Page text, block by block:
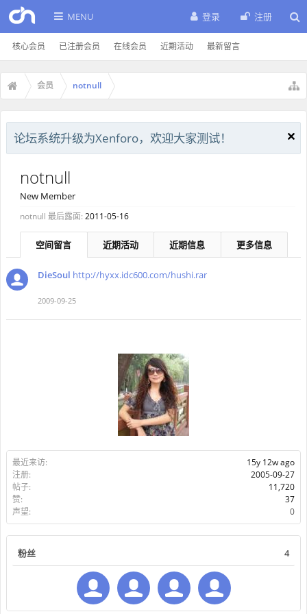
MENU
核心会员 已注册会员 在线会员 近期活动 最新留言
登录 注册
会员 notnull
论坛系统升级为Xenforo，欢迎大家测试！
最近来访:
15y 12w ago
注册:
2005-09-27
帖子:
11,720
赞:
37
声望:
0
粉丝 4
notnull
New Member
notnull 最后露面: 2011-05-16
空间留言 近期活动 近期信息 更多信息
DieSoul http://hyxx.idc600.com/hushi.rar
2009-09-25